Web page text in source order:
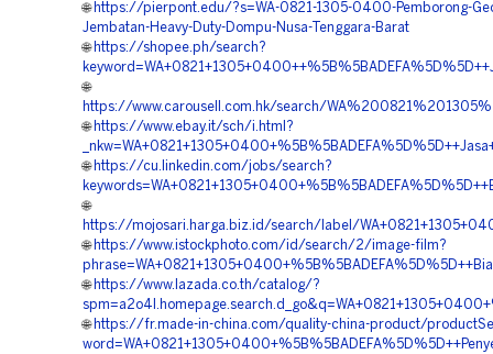
🌐 https://pierpont.edu/?s=WA-0821-1305-0400-Pemborong-
Jembatan-Heavy-Duty-Dompu-Nusa-Tenggara-Barat
🌐 https://shopee.ph/search?
🌐
https://www.carousell.com.hk/search/
🌐 https://www.ebay.it/sch/i.html?
🌐 https://cu.linkedin.com/jobs/search?
🌐
https://mojosari.harga.biz.id/search/label/
🌐 https://www.istockphoto.com/id/search/2/image-film?
🌐 https://www.lazada.co.th/catalog/?
🌐 https://fr.made-in-china.com/quality-china-product/